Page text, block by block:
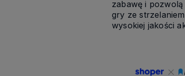
zabawę i
gry ze
wysokiej jakości